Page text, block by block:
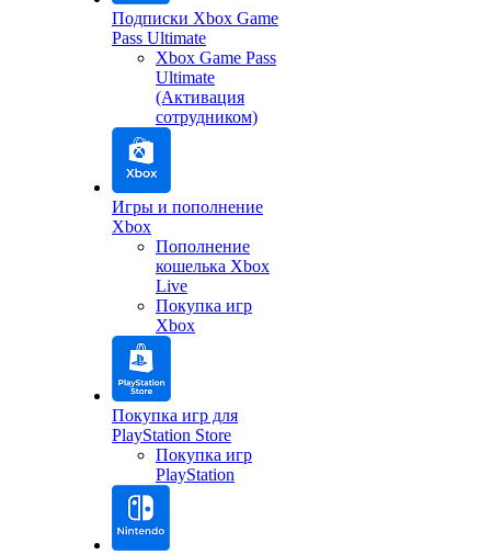
Подписки Xbox Game
Pass Ultimate
Xbox Game Pass
Ultimate
(Активация
сотрудником)
Игры и пополнение
Xbox
Пополнение
кошелька Xbox
Live
Покупка игр
Xbox
Покупка игр для
PlayStation Store
Покупка игр
PlayStation